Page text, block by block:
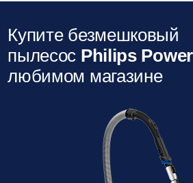
Купите безмешковый
пылесос Philips
любимом магазине